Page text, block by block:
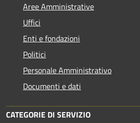
Aree Amministrative
Uffici
Enti e fondazioni
Politici
Personale Amministrativo
Documenti e dati
CATEGORIE DI SERVIZIO